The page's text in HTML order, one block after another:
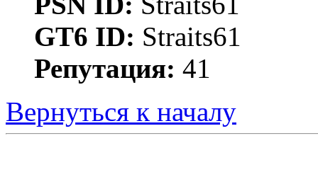
GT6 ID: Straits61
Репутация: 41
Вернуться к началу